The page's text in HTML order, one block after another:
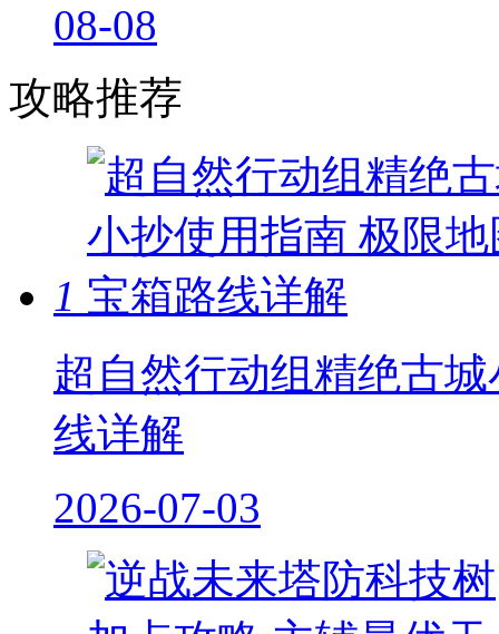
08-08
攻略推荐
1
超自然行动组精绝古
线详解
2026-07-03